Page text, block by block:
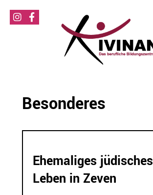
Besonderes
Ehemaliges jüdisches
Leben in Zeven